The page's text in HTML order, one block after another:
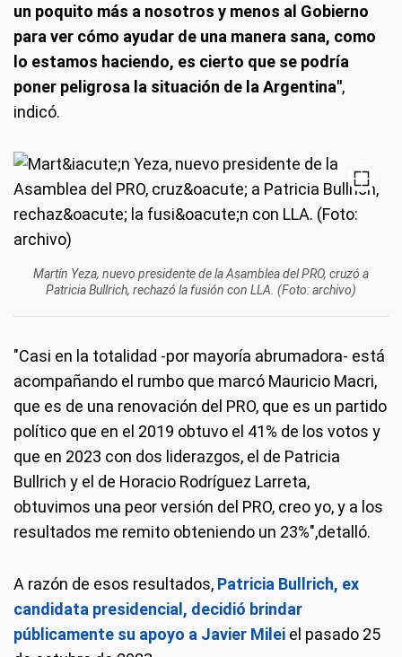
un poquito más a nosotros y menos al Gobierno
para ver cómo ayudar de una manera sana, como
lo estamos haciendo, es cierto que se podría
poner peligrosa la situación de la Argentina",
indicó.
Martín Yeza, nuevo presidente de la Asamblea del PRO, cruzó a
Patricia Bullrich, rechazó la fusión con LLA. (Foto: archivo)
"Casi en la totalidad -por mayoría abrumadora- está
acompañando el rumbo que marcó Mauricio Macri,
que es de una renovación del PRO, que es un partido
político que en el 2019 obtuvo el 41% de los votos y
que en 2023 con dos liderazgos, el de Patricia
Bullrich y el de Horacio Rodríguez Larreta,
obtuvimos una peor versión del PRO, creo yo, y a los
resultados me remito obteniendo un 23%",detalló.
A razón de esos resultados, Patricia Bullrich, ex
candidata presidencial, decidió brindar
públicamente su apoyo a Javier Milei el pasado 25